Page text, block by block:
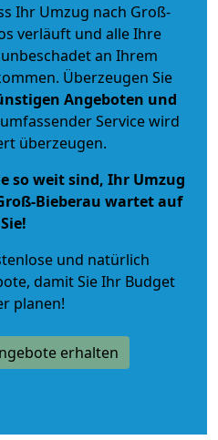
Ihr Umzug nach Groß-
verläuft und alle Ihre
an Ihrem
Überzeugen Sie
Angeboten und
Service wird
überzeugen.
so weit sind, Ihr Umzug
Bieberau wartet auf
Sie!
und natürlich
, damit Sie Ihr Budget
planen!
erhalten